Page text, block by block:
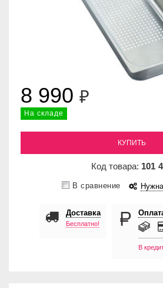
8 990 ₽
На складе
КУПИТЬ
Код товара: 101
В сравнение
Доставка
Бесплатно!
В